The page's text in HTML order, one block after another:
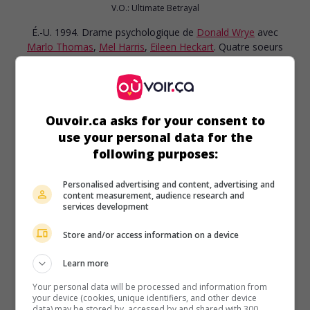
V.O.: Ultimate Betrayal
É.-U. 1994. Drame psychologique de Donald Wrye avec
Marlo Thomas, Mel Harris, Eileen Heckart. Quatre soeurs
poursuivent leur père en justice parce qu'il aurait abusé
d'elles dans leur jeunesse.
Ouvoir.ca asks for your consent to
use your personal data for the
following purposes:
Personalised advertising and content, advertising and
content measurement, audience research and
services development
Store and/or access information on a device
Learn more
Your personal data will be processed and information from
your device (cookies, unique identifiers, and other device